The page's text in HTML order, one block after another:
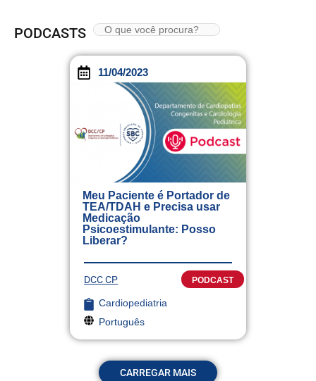
PODCASTS
11/04/2023
Meu Paciente é Portador de
TEA/TDAH e Precisa usar
Medicação
Psicoestimulante: Posso
Liberar?
DCC CP PODCAST
Cardiopediatria
Português
CARREGAR MAIS